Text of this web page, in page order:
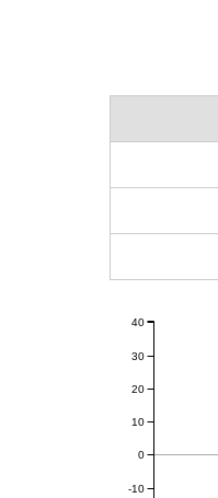
-10
0
10
20
30
40